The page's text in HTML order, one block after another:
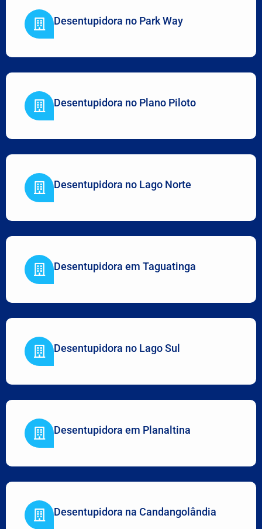
Desentupidora no Park Way
Desentupidora no Plano Piloto
Desentupidora no Lago Norte
Desentupidora em Taguatinga
Desentupidora no Lago Sul
Desentupidora em Planaltina
Desentupidora na Candangolândia